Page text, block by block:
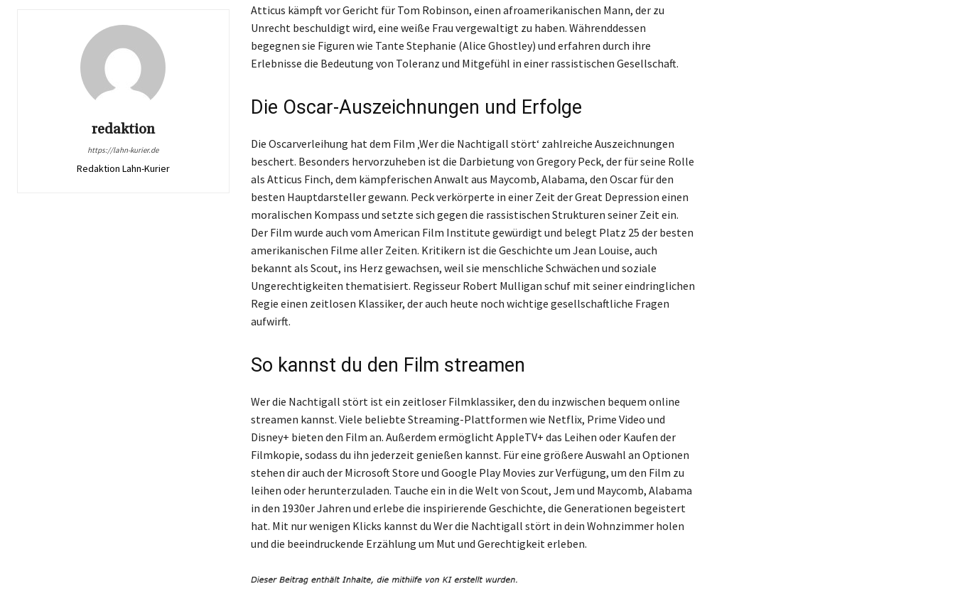
redaktion
https://lahn-kurier.de
Redaktion Lahn-Kurier
Atticus kämpft vor Gericht für Tom Robinson, einen afroamerikanischen Mann, der zu
Unrecht beschuldigt wird, eine weiße Frau vergewaltigt zu haben. Währenddessen
begegnen sie Figuren wie Tante Stephanie (Alice Ghostley) und erfahren durch ihre
Erlebnisse die Bedeutung von Toleranz und Mitgefühl in einer rassistischen Gesellschaft.
Die Oscar-Auszeichnungen und Erfolge
Die Oscarverleihung hat dem Film ‚Wer die Nachtigall stört‘ zahlreiche Auszeichnungen
beschert. Besonders hervorzuheben ist die Darbietung von Gregory Peck, der für seine Rolle
als Atticus Finch, dem kämpferischen Anwalt aus Maycomb, Alabama, den Oscar für den
besten Hauptdarsteller gewann. Peck verkörperte in einer Zeit der Great Depression einen
moralischen Kompass und setzte sich gegen die rassistischen Strukturen seiner Zeit ein.
Der Film wurde auch vom American Film Institute gewürdigt und belegt Platz 25 der besten
amerikanischen Filme aller Zeiten. Kritikern ist die Geschichte um Jean Louise, auch
bekannt als Scout, ins Herz gewachsen, weil sie menschliche Schwächen und soziale
Ungerechtigkeiten thematisiert. Regisseur Robert Mulligan schuf mit seiner eindringlichen
Regie einen zeitlosen Klassiker, der auch heute noch wichtige gesellschaftliche Fragen
aufwirft.
So kannst du den Film streamen
Wer die Nachtigall stört ist ein zeitloser Filmklassiker, den du inzwischen bequem online
streamen kannst. Viele beliebte Streaming-Plattformen wie Netflix, Prime Video und
Disney+ bieten den Film an. Außerdem ermöglicht AppleTV+ das Leihen oder Kaufen der
Filmkopie, sodass du ihn jederzeit genießen kannst. Für eine größere Auswahl an Optionen
stehen dir auch der Microsoft Store und Google Play Movies zur Verfügung, um den Film zu
leihen oder herunterzuladen. Tauche ein in die Welt von Scout, Jem und Maycomb, Alabama
in den 1930er Jahren und erlebe die inspirierende Geschichte, die Generationen begeistert
hat. Mit nur wenigen Klicks kannst du Wer die Nachtigall stört in dein Wohnzimmer holen
und die beeindruckende Erzählung um Mut und Gerechtigkeit erleben.